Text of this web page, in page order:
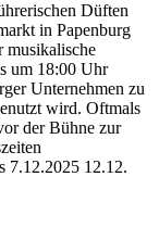
Düften
in Papenburg
musikalische
um 18:00 Uhr
Unternehmen zu
wird. Oftmals
der Bühne zur
7.12.2025 12.12.